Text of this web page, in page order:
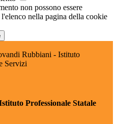
non possono essere
nella pagina della cookie
Rubbiani - Istituto
Servizi
Professionale Statale